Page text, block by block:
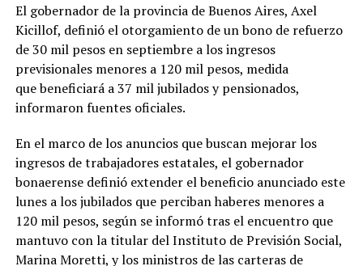
El gobernador de la provincia de Buenos Aires, Axel
Kicillof, definió el otorgamiento de un bono de refuerzo
de 30 mil pesos en septiembre a los ingresos
previsionales menores a 120 mil pesos, medida
que beneficiará a 37 mil jubilados y pensionados,
informaron fuentes oficiales.
En el marco de los anuncios que buscan mejorar los
ingresos de trabajadores estatales, el gobernador
bonaerense definió extender el beneficio anunciado este
lunes a los jubilados que perciban haberes menores a
120 mil pesos, según se informó tras el encuentro que
mantuvo con la titular del Instituto de Previsión Social,
Marina Moretti, y los ministros de las carteras de